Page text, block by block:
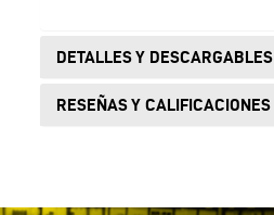
DETALLES Y DESCARGABLES
RESEÑAS Y CALIFICACIONES